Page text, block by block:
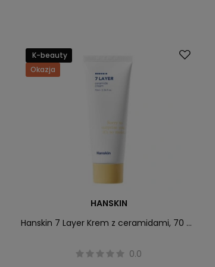
K-beauty
Okazja
HANSKIN
Hanskin 7 Layer Krem z ceramidami, 70 ml
0.0